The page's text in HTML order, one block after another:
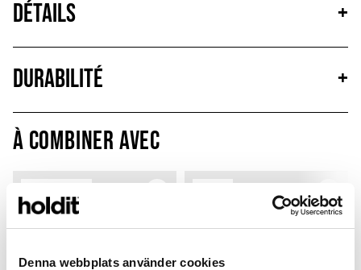
Denna webbplats använder cookies
Détails +
Durabilité
+
À combiner avec
MagSafe Fit